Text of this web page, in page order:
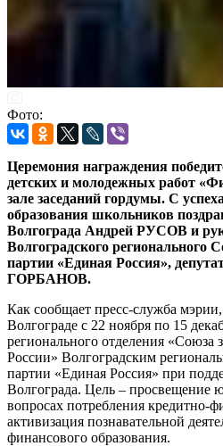
Фото:
Церемония награждения
детских и молодежных работ
зале заседаний гордумы. С
образования школьников
Волгограда Андрей РУСОВ и
Волгоградского регионального
партии «Единая Россия»,
ГОРБАНОВ.
Как сообщает пресс-служба
Волгограде с 22 ноября по 15
регионального отделения «Союза
России» Волгоградским
партии «Единая Россия» при
Волгограда. Цель – просвещение
вопросах потребления кредитно-
активизация познавательной
финансового образования.